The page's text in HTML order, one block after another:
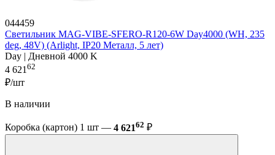
044459
Светильник MAG-VIBE-SFERO-R120-6W Day4000 (WH, 235
deg, 48V) (Arlight, IP20 Металл, 5 лет)
Day | Дневной 4000 K
4 62162
₽/шт
В наличии
Коробка (картон) 1 шт — 4 62162 ₽